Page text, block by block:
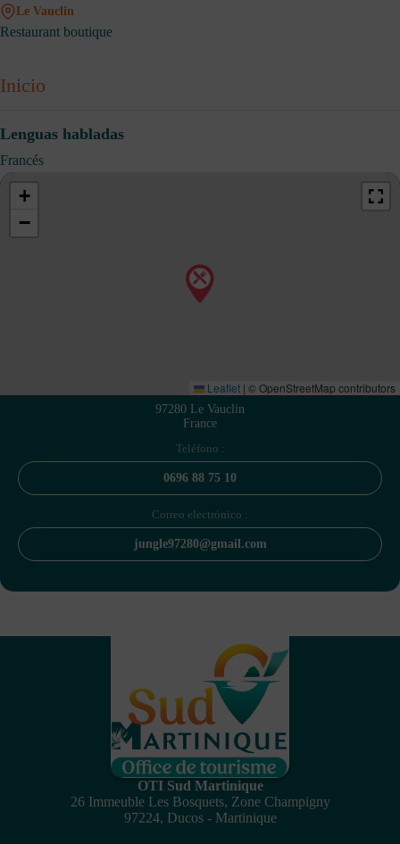
Le Vauclin
Restaurant boutique
Inicio
Lenguas habladas
Francés
+
−
Leaflet | © OpenStreetMap contributors
97280 Le Vauclin
France
Teléfono :
0696 88 75 10
Correo electrónico :
jungle97280@gmail.com
OTI Sud Martinique
26 Immeuble Les Bosquets, Zone Champigny
97224, Ducos - Martinique